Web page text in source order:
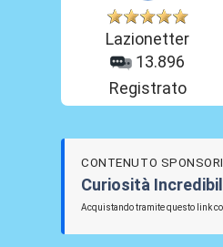
Lazionetter
13.896
Registrato
CONTENUTO
Curiosità
Acquistando tramite questo link